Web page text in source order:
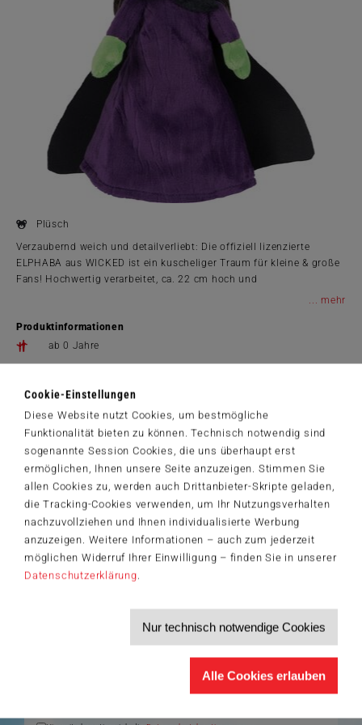
Cookie-Einstellungen
Diese Website nutzt Cookies, um bestmögliche
Funktionalität bieten zu können. Technisch notwendig sind
sogenannte Session Cookies, die uns überhaupt erst
ermöglichen, Ihnen unsere Seite anzuzeigen. Stimmen Sie
allen Cookies zu, werden auch Drittanbieter-Skripte geladen,
die Tracking-Cookies verwenden, um Ihr Nutzungsverhalten
nachzuvollziehen und Ihnen individualisierte Werbung
anzuzeigen. Weitere Informationen – auch zum jederzeit
möglichen Widerruf Ihrer Einwilligung – finden Sie in unserer
Datenschutzerklärung.
Nur technisch notwendige Cookies
Alle Cookies erlauben
Plüsch
Verzaubernd weich und detailverliebt: Die offiziell lizenzierte
ELPHABA aus WICKED ist ein kuscheliger Traum für kleine & große
Fans! Hochwertig verarbeitet, ca. 22 cm hoch und
handwaschbar.WICKED erzählt die bewegende Vorgeschichte der
Drücken, Spielen & Sammeln.
...
Produktinformationen
ab 0 Jahre
Artikelnummer: 42850
© Universal City Studios LLC. All Rights Reserved.
Der Schmidt-Spiele-Newsletter
Jetzt anmelden und 5€ Willkommensrabatt sichern
Bleiben Sie auf dem Laufenden zu Neuheiten, Trends und aktuellen
Themen rund um Schmidt
Produktneuheiten und Sortimentserweiterungen
Informationen zu Veranstaltungen und Aktionen
Service-Informationen, z.B. zur Ersatzteilversorgung
Ich möchte den Schmidt-Spiele-Newsletter erhalten. Die Abmeldung ist